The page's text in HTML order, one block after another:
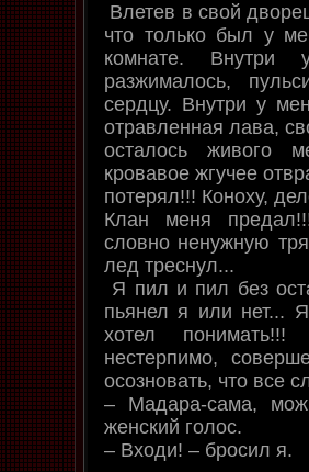
Влетев в свой
что только был у
комнате.
разжималось,
сердцу. Внутри у
отравленная лава,
осталось живого
кровавое жгучее
потерял!!! Коноху,
Клан меня
словно ненужную
лед треснул...
Я пил и пил без
пьянел я или нет...
хотел
нестерпимо,
осозновать, что все
– Мадара-сама,
женский голос.
– Входи! – бросил я.